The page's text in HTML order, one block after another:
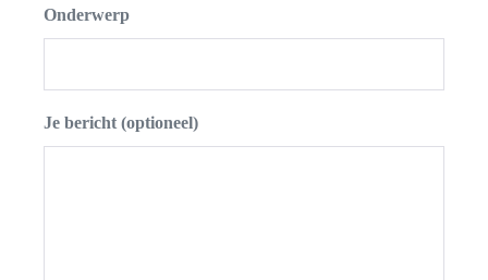
Onderwerp
Je bericht (optioneel)